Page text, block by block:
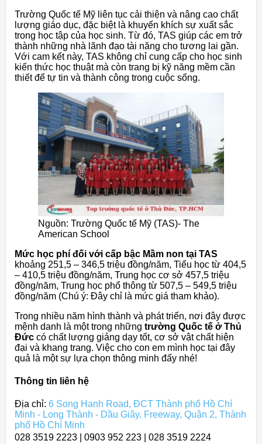
Trường Quốc tế Mỹ liên tục cải thiện và nâng cao chất
lượng giáo dục, đặc biệt là khuyến khích sự xuất sắc
trong học tập của học sinh. Từ đó, TAS giúp các em trở
thành những nhà lãnh đạo tài năng cho tương lai gần.
Với cam kết này, TAS không chỉ cung cấp cho học sinh
kiến thức học thuật mà còn trang bị kỹ năng mềm cần
thiết để tự tin và thành công trong cuộc sống.
Nguồn: Trường Quốc tế Mỹ (TAS)- The
American School
Mức học phí đối với cấp bậc Mầm non tại TAS
khoảng 251,5 – 346,5 triệu đồng/năm, Tiểu học từ 404,5
– 410,5 triệu đồng/năm, Trung học cơ sở 457,5 triệu
đồng/năm, Trung học phổ thông từ 507,5 – 549,5 triệu
đồng/năm (Chú ý: Đây chỉ là mức giá tham khảo).
Trong nhiều năm hình thành và phát triển, nơi đây được
mệnh danh là một trong những trường Quốc tế ở Thủ
Đức có chất lượng giảng dạy tốt, cơ sở vật chất hiện
đại và khang trang. Việc cho con em mình học tại đây
quả là một sự lựa chọn thông minh đấy nhé!
Thông tin liên hệ
Địa chỉ: 6 Song Hanh Road, ĐCT Thành phố Hồ Chí
Minh - Long Thành - Dầu Giây, Freeway, Quận 2, Thành
phố Hồ Chí Minh
028 3519 2223 | 0903 952 223 | 028 3519 2224